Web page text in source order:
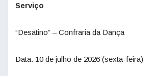
Serviço
“Desatino” – Confraria da Dança
Data: 10 de julho de 2026 (sexta-feira)